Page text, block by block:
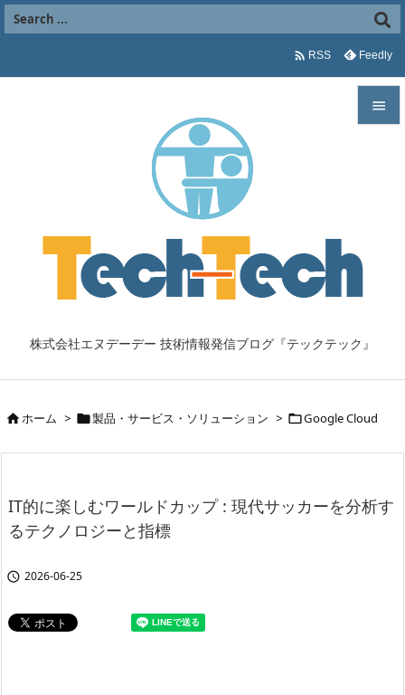
株式会社エヌデーデー 技術情報発信ブログ『テックテック』

 RSS Feedly
ホーム > 製品・サービス・ソリューション > Google Cloud
IT的に楽しむワールドカップ : 現代サッカーを分析す
るテクノロジーと指標
 2026-06-25